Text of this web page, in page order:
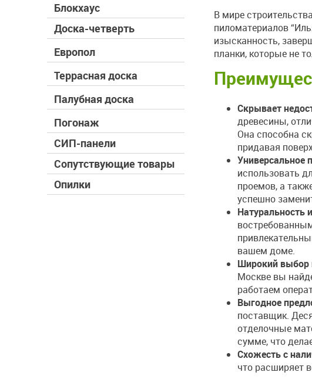
Блокхаус
Доска-четверть
Европол
Террасная доска
Палубная доска
Погонаж
СИП-панели
Сопутствующие товары
Опилки
В мире
пиломатериалов
изысканность,
планки, которые не
Скрывает
древесины,
Она способна
придавая
Универсальное
использовать
проемов, а
успешно
Натуральность
вашем доме.
Широкий выбор
Москве вы
работаем
Выгодное
поставщик.
отделочные
сумме, что
Схожесть с
что расширяет